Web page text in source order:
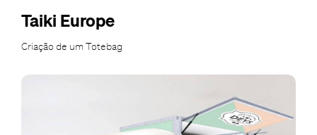
Taiki Europe
Criação de um Totebag